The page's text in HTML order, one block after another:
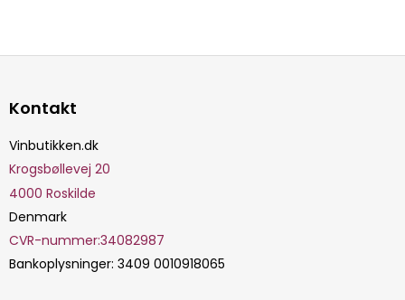
Kontakt
Vinbutikken.dk
Krogsbøllevej 20
4000 Roskilde
Denmark
CVR-nummer:34082987
Bankoplysninger: 3409 0010918065